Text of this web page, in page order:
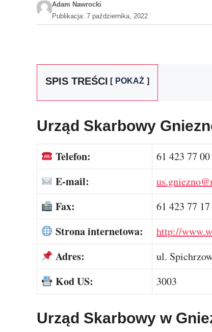
Adam Nawrocki
Publikacja: 7 października, 2022
SPIS TREŚCI POKAŻ
Urząd Skarbowy
Telefon: 61 423 77 00
E-mail:
Fax: 61 423 77 17
Strona internetowa: http://
Adres: ul.
Kod US: 3003
Urząd Skarbowy w